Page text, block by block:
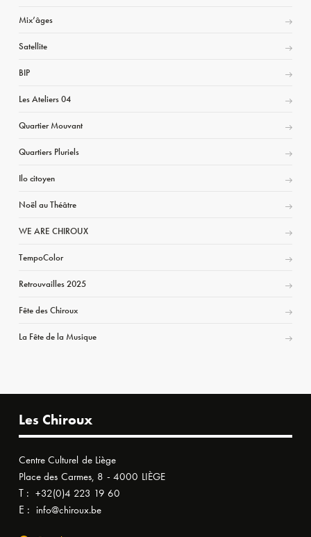
Mix’âges
Satellite
BIP
Les Ateliers 04
Quartier Mouvant
Quartiers Pluriels
Ilo citoyen
Noël au Théâtre
WE ARE CHIROUX
TempoColor
Retrouvailles 2025
Fête des Chiroux
La Fête de la Musique
Les Chiroux
Centre Culturel de Liège
Place des Carmes, 8 - 4000 LIÈGE
T : +32(0)4 223 19 60
E : info@chiroux.be